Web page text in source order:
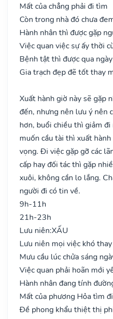
Mất của chẳng phải đi tìm
Còn trong nhà đó chưa
Hành nhân thì được gặp
Việc quan việc sự ấy thời
Bệnh tật thì được qua ngày
Gia trạch đẹp đẽ tốt thay
Xuất hành giờ này sẽ gặp
đến, nhưng nên lưu ý nên
hơn, buổi chiều thì giảm
muốn cầu tài thì xuất
vọng. Đi việc gặp gỡ các
cấp hay đối tác thì gặp
xuôi, không cần lo lắng.
người đi có tin về.
9h-11h
21h-23h
Lưu niên:XẤU
Lưu niên mọi việc khó thay
Mưu cầu lúc chửa sáng
Việc quan phải hoãn mới
Hành nhân đang tính
Mất của phương Hỏa tìm đi
Đề phong khẩu thiệt thị